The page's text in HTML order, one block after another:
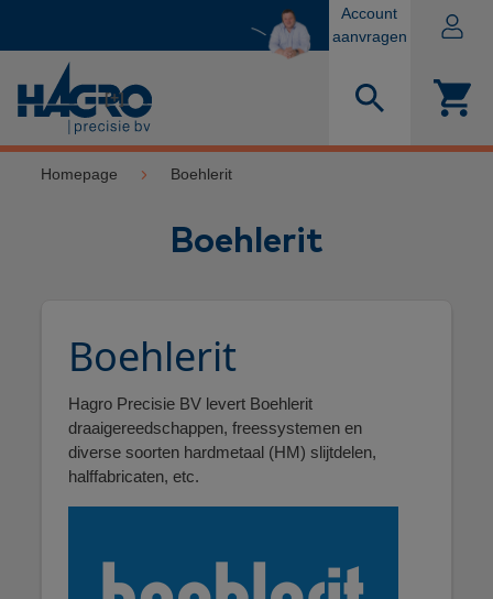
Account
aanvragen
[+]
Homepage Boehlerit
Boehlerit
Boehlerit
Hagro Precisie BV levert Boehlerit
draaigereedschappen, freessystemen en
diverse soorten hardmetaal (HM) slijtdelen,
halffabricaten, etc.